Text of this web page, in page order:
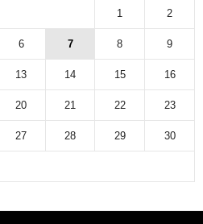
а
р
с
к
и
а
1 2
6 7 8 9
13 14 15 16
20 21 22 23
27 28 29 30